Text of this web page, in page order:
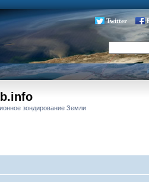
Twitter
зондирование Земли